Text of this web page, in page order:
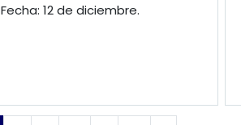
Fecha: 12 de diciembre.